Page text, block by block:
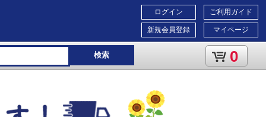
ご利用ガイド
マイページ
ログイン
新規会員登録
検索 0